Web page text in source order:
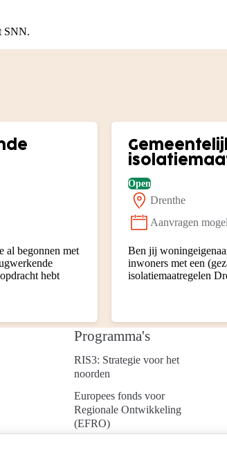
SNN.
al begonnen met
hebt
Open
Locatie:
Drenthe
Status:
Aanvragen
Ben jij
inwoners met een
isolatiemaatregelen
Programma's
RIS3: Strategie voor het
noorden
Europees fonds voor
Regionale Ontwikkeling
(EFRO)